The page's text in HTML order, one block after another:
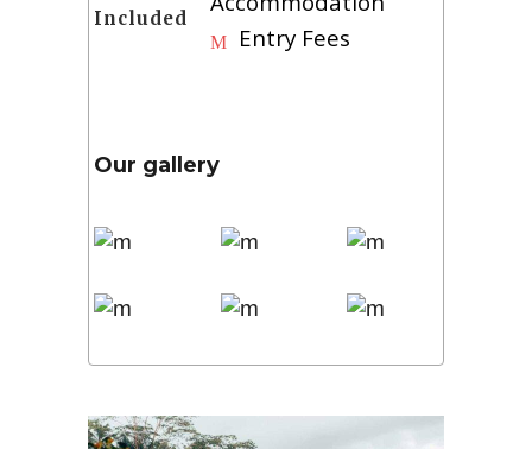
Included
Entry Fees
Our gallery